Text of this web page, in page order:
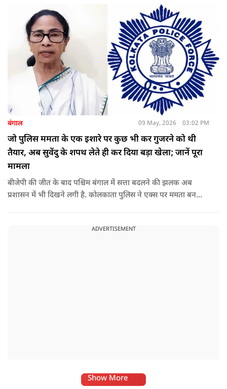
बंगाल 09 May, 2026 03:02 PM
जो पुलिस ममता के एक इशारे पर कुछ भी कर गुजरने को थी
तैयार, अब सुवेंदु के शपथ लेते ही कर दिया बड़ा खेला; जानें पूरा
मामला
बीजेपी की जीत के बाद पश्चिम बंगाल में सत्ता बदलने की झलक अब
प्रशासन में भी दिखने लगी है. कोलकाता पुलिस ने एक्स पर ममता बनर्जी
ADVERTISEMENT
Show More